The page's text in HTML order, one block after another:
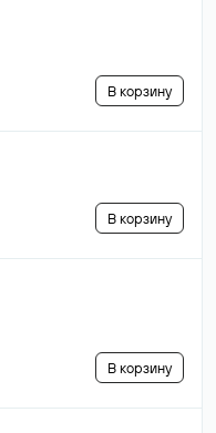
В корзину
В корзину
В корзину